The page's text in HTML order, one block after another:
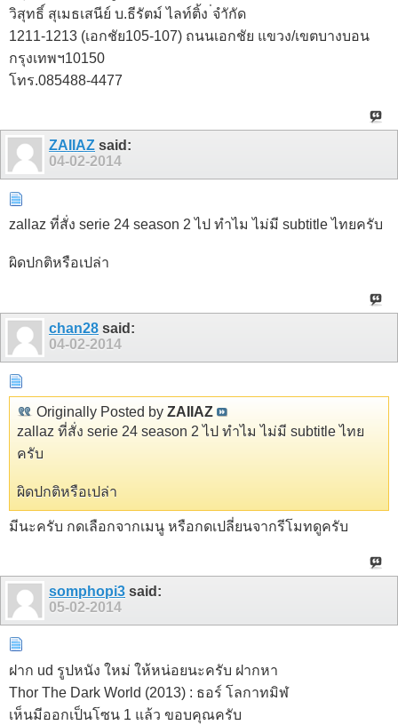
วิสุทธิ์ สุเมธเสนีย์ บ.ธีรัตม์ ไลท์ติ้ง ่จำักัด
1211-1213 (เอกชัย105-107) ถนนเอกชัย แขวง/เขตบางบอน
กรุงเทพฯ10150
โทร.085488-4477
ZAIIAZ said:
04-02-2014
zallaz ที่สั่ง serie 24 season 2 ไป ทำไม ไม่มี subtitle ไทยครับ
ผิดปกติหรือเปล่า
chan28 said:
04-02-2014
Originally Posted by ZAIIAZ
zallaz ที่สั่ง serie 24 season 2 ไป ทำไม ไม่มี subtitle ไทย
ครับ
ผิดปกติหรือเปล่า
มีนะครับ กดเลือกจากเมนู หรือกดเปลี่ยนจากรีโมทดูครับ
somphopi3 said:
05-02-2014
ฝาก ud รูปหนัง ใหม่ ให้หน่อยนะครับ ฝากหา
Thor The Dark World (2013) : ธอร์ โลกาทมิฬ
เห็นมีออกเป็นโซน 1 แล้ว ขอบคุณครับ